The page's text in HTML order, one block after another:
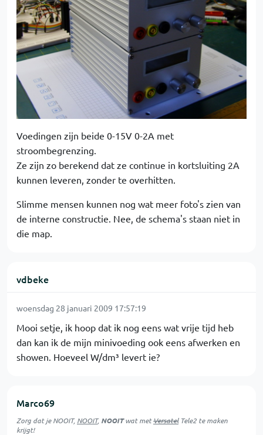
Voedingen zijn beide 0-15V 0-2A met
stroombegrenzing.
Ze zijn zo berekend dat ze continue in kortsluiting 2A
kunnen leveren, zonder te overhitten.
Slimme mensen kunnen nog wat meer foto's zien van
de interne constructie. Nee, de schema's staan niet in
die map.
vdbeke
woensdag 28 januari 2009 17:57:19
Mooi setje, ik hoop dat ik nog eens wat vrije tijd heb
dan kan ik de mijn minivoeding ook eens afwerken en
showen. Hoeveel W/dm³ levert ie?
Marco69
Zorg dat jeNOOIT, NOOIT, NOOITwat metVersatelTele2 te maken
krijgt!